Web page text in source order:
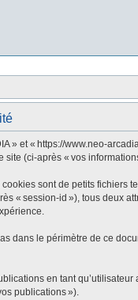
et « https://www.neo-
site (ci-après « vos
sont de petits fichiers
« session-id »), tous deux
dans le périmètre de ce
en tant
publications »).